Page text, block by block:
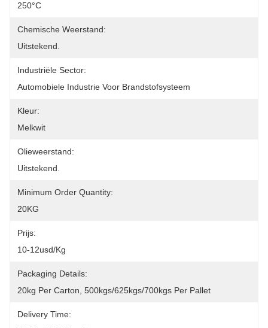
250°C
Chemische Weerstand:
Uitstekend.
Industriële Sector:
Automobiele Industrie Voor Brandstofsysteem
Kleur:
Melkwit
Olieweerstand:
Uitstekend.
Minimum Order Quantity:
20KG
Prijs:
10-12usd/kg
Packaging Details:
20kg Per Carton, 500kgs/625kgs/700kgs Per Pallet
Delivery Time: